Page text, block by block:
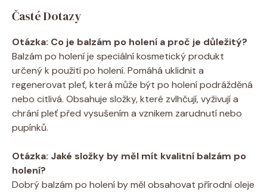
Časté Dotazy
Otázka: Co je balzám po holení a proč je důležitý?
Balzám po holení je speciální kosmetický produkt
určený k použití po holení. Pomáhá uklidnit a
regenerovat pleť, která může být po holení podrážděná
nebo citlivá. Obsahuje složky, které zvlhčují, vyživují a
chrání pleť před vysušením a vznikem zarudnutí nebo
pupínků.
Otázka: Jaké složky by měl mít kvalitní balzám po
holení?
Dobrý balzám po holení by měl obsahovat přírodní oleje